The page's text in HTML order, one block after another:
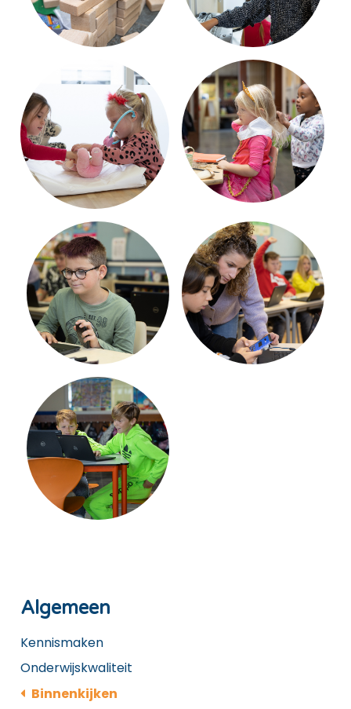
Algemeen
Kennismaken
Onderwijskwaliteit
Binnenkijken